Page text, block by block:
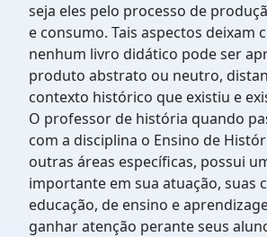
seja eles pelo processo de
e consumo. Tais aspectos deixam
nenhum livro didático pode ser
produto abstrato ou neutro,
contexto histórico que existiu e
O professor de história quando
com a disciplina o Ensino de
outras áreas específicas, possui
importante em sua atuação, suas
educação, de ensino e
ganhar atenção perante seus